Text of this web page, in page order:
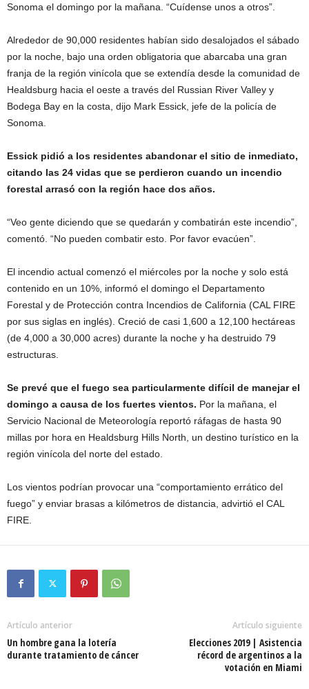
Sonoma el domingo por la mañana. “Cuídense unos a otros”.
Alrededor de 90,000 residentes habían sido desalojados el sábado
por la noche, bajo una orden obligatoria que abarcaba una gran
franja de la región vinícola que se extendía desde la comunidad de
Healdsburg hacia el oeste a través del Russian River Valley y
Bodega Bay en la costa, dijo Mark Essick, jefe de la policía de
Sonoma.
Essick pidió a los residentes abandonar el sitio de inmediato,
citando las 24 vidas que se perdieron cuando un incendio
forestal arrasó con la región hace dos años.
“Veo gente diciendo que se quedarán y combatirán este incendio”,
comentó. “No pueden combatir esto. Por favor evacúen”.
El incendio actual comenzó el miércoles por la noche y solo está
contenido en un 10%, informó el domingo el Departamento
Forestal y de Protección contra Incendios de California (CAL FIRE
por sus siglas en inglés). Creció de casi 1,600 a 12,100 hectáreas
(de 4,000 a 30,000 acres) durante la noche y ha destruido 79
estructuras.
Se prevé que el fuego sea particularmente difícil de manejar el
domingo a causa de los fuertes vientos. Por la mañana, el
Servicio Nacional de Meteorología reportó ráfagas de hasta 90
millas por hora en Healdsburg Hills North, un destino turístico en la
región vinícola del norte del estado.
Los vientos podrían provocar una “comportamiento errático del
fuego” y enviar brasas a kilómetros de distancia, advirtió el CAL
FIRE.
Artículo anterior
Un hombre gana la lotería
durante tratamiento de cáncer
Artículo siguiente
Elecciones 2019 | Asistencia
récord de argentinos a la
votación en Miami